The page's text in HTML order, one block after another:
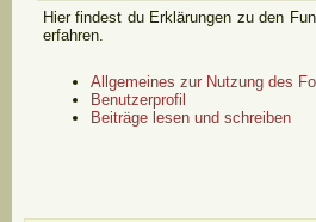
Hier findest du Erklärungen zu den
erfahren.
Allgemeines zur Nutzung des
Benutzerprofil
Beiträge lesen und schreiben